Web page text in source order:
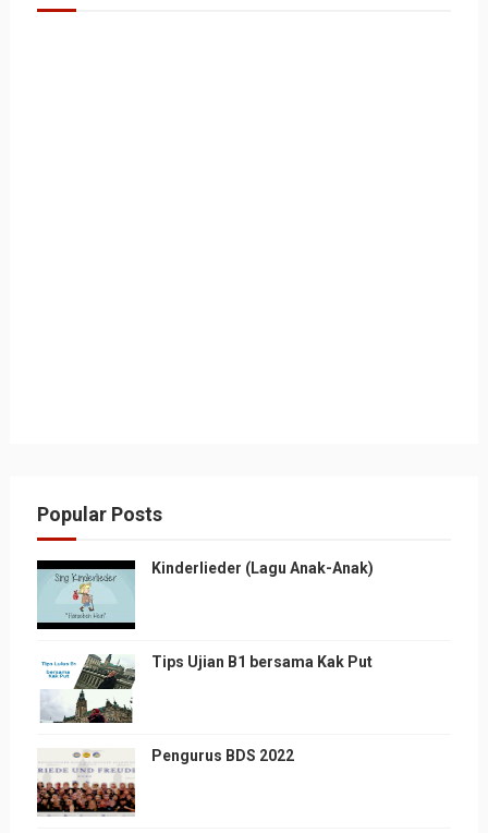
Popular Posts
Kinderlieder (Lagu Anak-Anak)
Tips Ujian B1 bersama Kak Put
Pengurus BDS 2022